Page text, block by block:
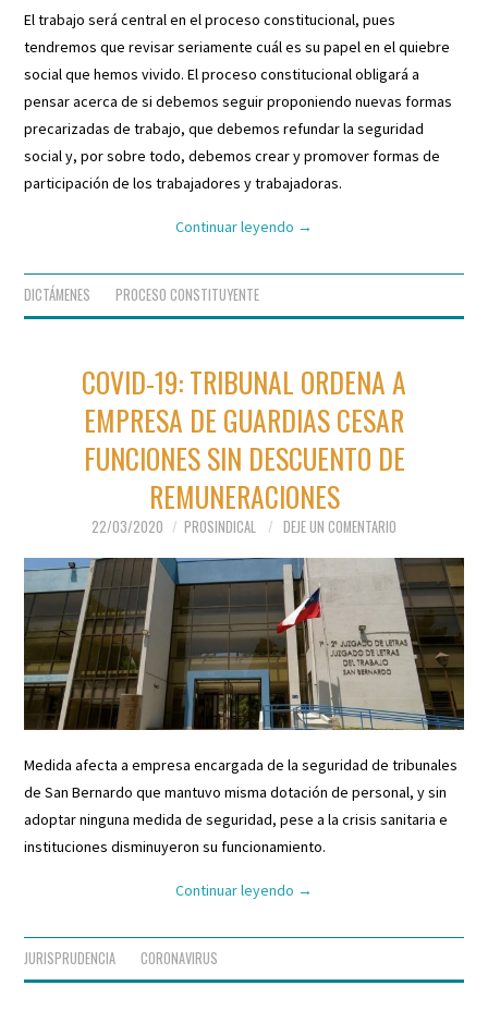
El trabajo será central en el proceso constitucional, pues
tendremos que revisar seriamente cuál es su papel en el quiebre
social que hemos vivido. El proceso constitucional obligará a
pensar acerca de si debemos seguir proponiendo nuevas formas
precarizadas de trabajo, que debemos refundar la seguridad
social y, por sobre todo, debemos crear y promover formas de
participación de los trabajadores y trabajadoras.
Continuar leyendo →
DICTÁMENES PROCESO CONSTITUYENTE
COVID-19: TRIBUNAL ORDENA A
EMPRESA DE GUARDIAS CESAR
FUNCIONES SIN DESCUENTO DE
REMUNERACIONES
22/03/2020 PROSINDICAL DEJE UN COMENTARIO
Medida afecta a empresa encargada de la seguridad de tribunales
de San Bernardo que mantuvo misma dotación de personal, y sin
adoptar ninguna medida de seguridad, pese a la crisis sanitaria e
instituciones disminuyeron su funcionamiento.
Continuar leyendo →
JURISPRUDENCIA CORONAVIRUS